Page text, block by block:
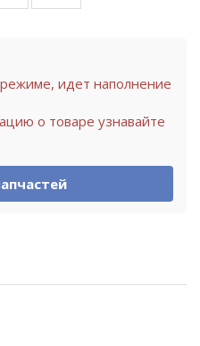
идет наполнение
о товаре узнавайте